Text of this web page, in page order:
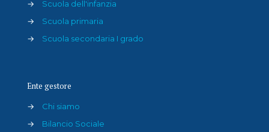
→
Scuola dell'infanzia
→
Scuola primaria
→
Scuola secondaria I grado
Ente gestore
→
Chi siamo
→
Bilancio Sociale